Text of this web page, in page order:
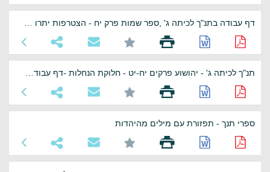
תנ"ך לכיתה ג' - יהושוע פרקים יח-יט - חלוקת הנחלות -דף עבודה להדפסה
ספרי תנך - תפזורת עם מילים מהיהדות